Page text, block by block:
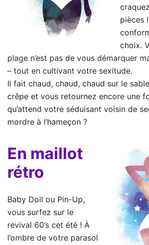
pièces
choix.
plage n’est pas de vous démarquer
– tout en cultivant votre sexitude.
Il fait chaud, chaud, chaud sur le
crêpe et vous retournez encore une
qu’attend votre séduisant voisin de
mordre à l’hameçon ?
En maillot
rétro
Baby Doll ou Pin-Up,
vous surfez sur le
revival 60’s cet été ! À
l’ombre de votre parasol